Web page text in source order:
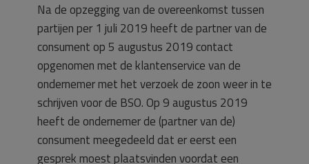
Na de opzegging van de overeenkomst tussen
partijen per 1 juli 2019 heeft de partner van de
consument op 5 augustus 2019 contact
opgenomen met de klantenservice van de
ondernemer met het verzoek de zoon weer in te
schrijven voor de BSO. Op 9 augustus 2019
heeft de ondernemer de (partner van de)
consument meegedeeld dat er eerst een
gesprek moest plaatsvinden voordat een